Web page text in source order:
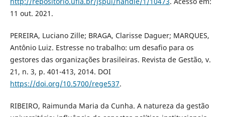
11 out. 2021.
PEREIRA, Luciano Zille; BRAGA, Clarisse Daguer; MARQUES,
Antônio Luiz. Estresse no trabalho: um desafio para os
gestores das organizações brasileiras. Revista de Gestão, v.
21, n. 3, p. 401-413, 2014. DOI
https://doi.org/10.5700/rege537.
RIBEIRO, Raimunda Maria da Cunha. A natureza da gestão